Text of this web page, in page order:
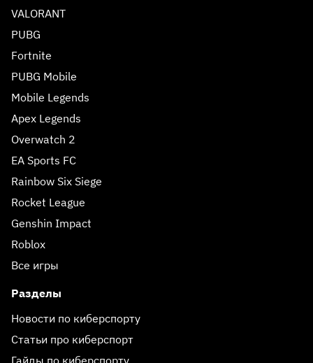
VALORANT
PUBG
Fortnite
PUBG Mobile
Mobile Legends
Apex Legends
Overwatch 2
EA Sports FC
Rainbow Six Siege
Rocket League
Genshin Impact
Roblox
Все игры
Разделы
Новости по киберспорту
Статьи про киберспорт
Гайды по киберспорту